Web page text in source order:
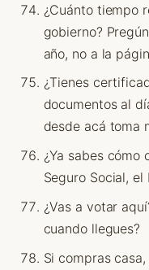
¿Cuánto tiempo
gobierno?
año, no a la
¿Tienes
documentos al
desde acá toma
¿Ya sabes
Seguro Social, el
¿Vas a votar
cuando llegues?
Si compras